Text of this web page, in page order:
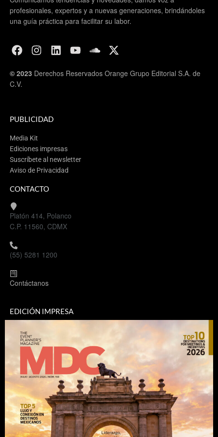
151Artesanos
10Viñedos
Salones para convenciones
Más información:
Etiquetas: Destacados
profesionales, expertos y a nuevas generaciones, brindándoles
una guía práctica para facilitar su labor.
© 2023 Derechos Reservados Orange Grupo Editorial S.A. de
C.V.
PUBLICIDAD
Media Kit
Ediciones impresas
Suscríbete al newsletter
Aviso de Privacidad
CONTACTO
Platón 414, Polanco
C.P. 11560, CDMX
(55) 5281 1200
Contáctanos
EDICIÓN IMPRESA